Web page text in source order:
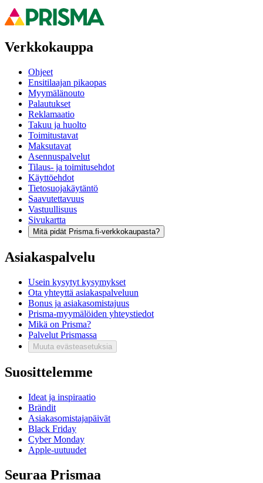
Verkkokauppa
Ohjeet
Ensitilaajan pikaopas
Myymälänouto
Palautukset
Reklamaatio
Takuu ja huolto
Toimitustavat
Maksutavat
Asennuspalvelut
Tilaus- ja toimitusehdot
Käyttöehdot
Tietosuojakäytäntö
Saavutettavuus
Vastuullisuus
Sivukartta
Mitä pidät Prisma.fi-verkkokaupasta?
Asiakaspalvelu
Usein kysytyt kysymykset
Ota yhteyttä asiakaspalveluun
Bonus ja asiakasomistajuus
Prisma-myymälöiden yhteystiedot
Mikä on Prisma?
Palvelut Prismassa
Muuta evästeasetuksia
Suosittelemme
Ideat ja inspiraatio
Brändit
Asiakasomistajapäivät
Black Friday
Cyber Monday
Apple-uutuudet
Seuraa Prismaa